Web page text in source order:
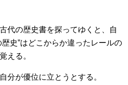
代の歴史書を探ってゆくと、自
史”はどこからか違ったレールの
える。
分が優位に立とうとする。